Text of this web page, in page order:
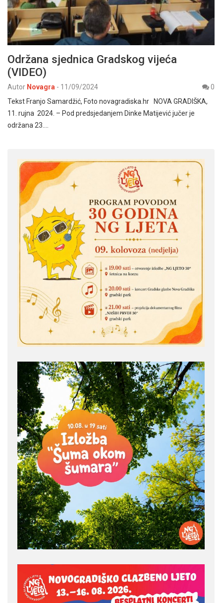
Održana sjednica Gradskog vijeća
(VIDEO)
Autor Novagra - 11/09/2024
0
Tekst Franjo Samardžić, Foto novagradiska.hr NOVA GRADIŠKA,
11. rujna 2024. – Pod predsjedanjem Dinke Matijević jučer je
održana 23.…